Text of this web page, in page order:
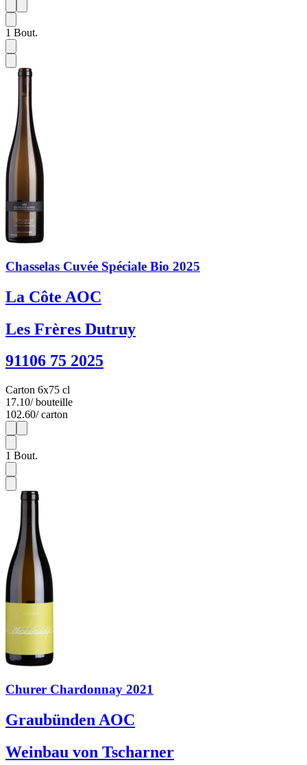
1
1 Bout.
Chasselas Cuvée Spéciale Bio 2025
La Côte AOC
Les Frères Dutruy
91106 75 2025
Carton 6x75 cl
17.10/ bouteille
102.60/ carton
1
1 Bout.
Churer Chardonnay 2021
Graubünden AOC
Weinbau von Tscharner